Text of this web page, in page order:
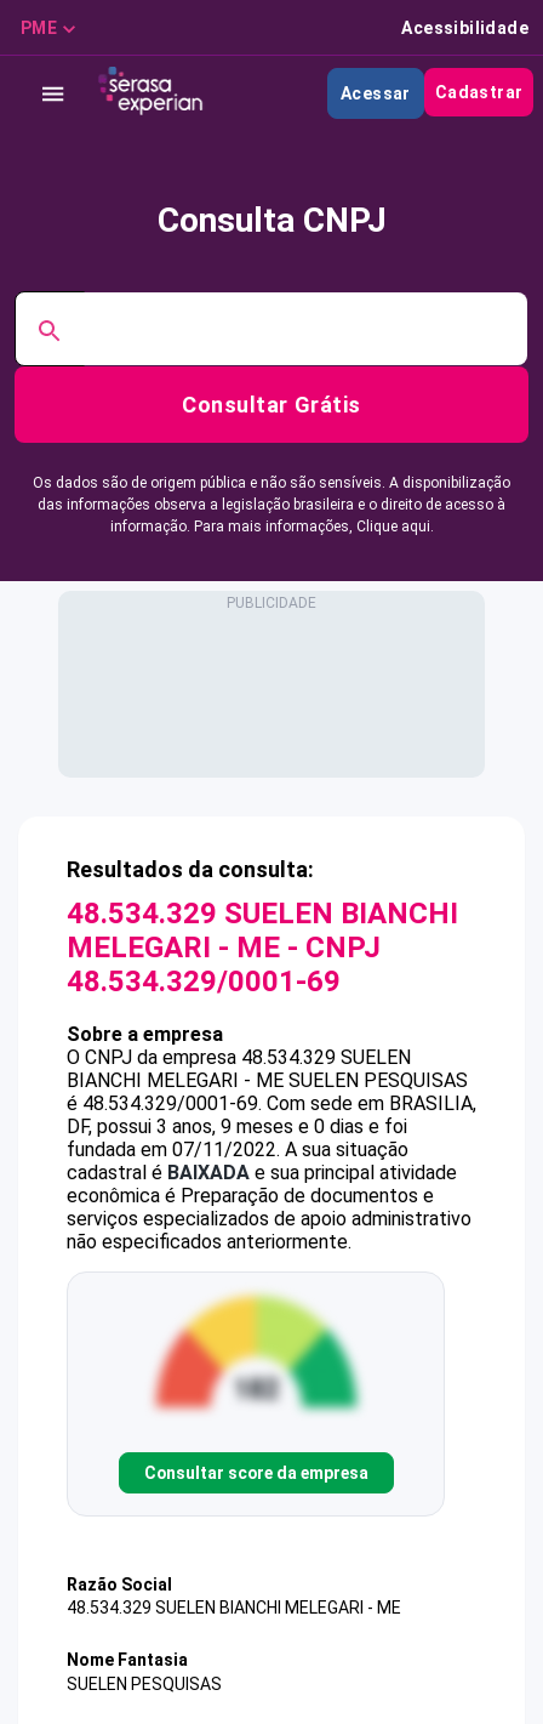
PME Acessibilidade
Acessar Cadastrar
Consulta CNPJ
Consultar Grátis
Os dados são de origem pública e não são sensíveis. A disponibilização
das informações observa a legislação brasileira e o direito de acesso à
informação. Para mais informações, Clique aqui.
Resultados da consulta:
48.534.329 SUELEN BIANCHI
MELEGARI - ME - CNPJ
48.534.329/0001-69
Sobre a empresa
O CNPJ da empresa 48.534.329 SUELEN
BIANCHI MELEGARI - ME SUELEN PESQUISAS
é 48.534.329/0001-69. Com sede em BRASILIA,
DF, possui 3 anos, 9 meses e 0 dias e foi
fundada em 07/11/2022. A sua situação
cadastral é BAIXADA e sua principal atividade
econômica é Preparação de documentos e
serviços especializados de apoio administrativo
não especificados anteriormente.
Consultar score da empresa
Razão Social
48.534.329 SUELEN BIANCHI MELEGARI - ME
Nome Fantasia
SUELEN PESQUISAS